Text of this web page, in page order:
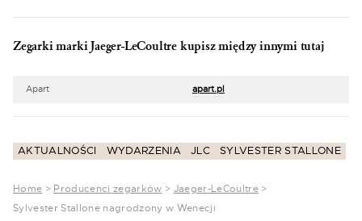
Zegarki marki Jaeger-LeCoultre kupisz między innymi tutaj
Apart apart.pl
AKTUALNOŚCI WYDARZENIA JLC SYLVESTER STALLONE
Home > Producenci zegarków > Jaeger-LeCoultre>
Sylvester Stallone nagrodzony w Wenecji